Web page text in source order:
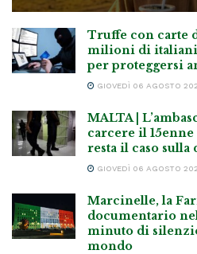
Truffe con carte
milioni di
per proteggersi
GIOVEDÌ 06 AGOSTO
MALTA |
carcere il
resta il caso sulla
GIOVEDÌ 06 AGOSTO
Marcinelle, la
documentario
minuto di
mondo